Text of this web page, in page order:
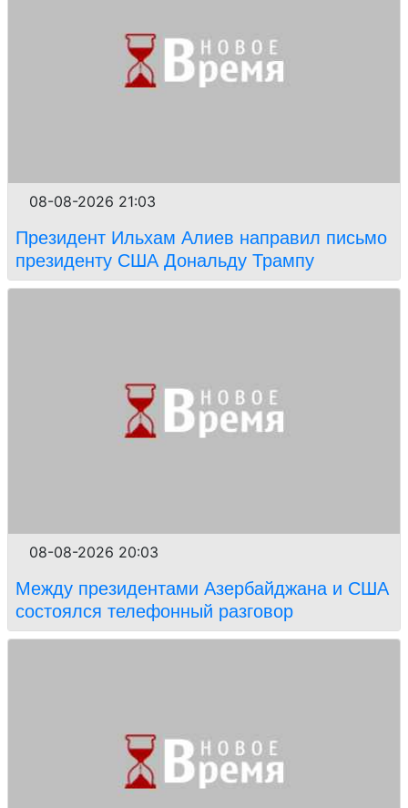
08-08-2026 21:03
Президент Ильхам Алиев направил письмо
президенту США Дональду Трампу
08-08-2026 20:03
Между президентами Азербайджана и США
состоялся телефонный разговор